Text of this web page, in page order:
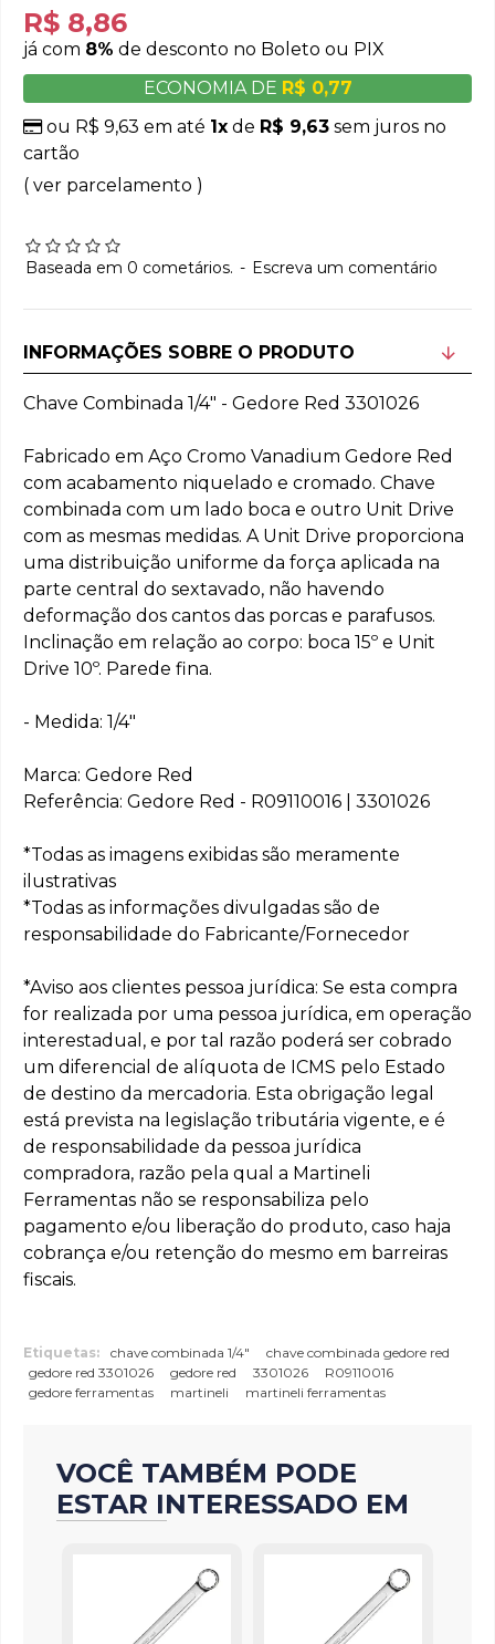
Baseada em 0 cometários. - Escreva um comentário
R$ 8,86
já com 8% de desconto no Boleto ou PIX
ECONOMIA DE R$ 0,77
ou R$ 9,63 em até 1x de R$ 9,63 sem juros no
cartão
( ver parcelamento )
INFORMAÇÕES SOBRE O PRODUTO
Chave Combinada 1/4" - Gedore Red 3301026
Fabricado em Aço Cromo Vanadium Gedore Red
com acabamento niquelado e cromado. Chave
combinada com um lado boca e outro Unit Drive
com as mesmas medidas. A Unit Drive proporciona
uma distribuição uniforme da força aplicada na
parte central do sextavado, não havendo
deformação dos cantos das porcas e parafusos.
Inclinação em relação ao corpo: boca 15º e Unit
Drive 10º. Parede fina.
- Medida: 1/4"
Marca: Gedore Red
Referência: Gedore Red - R09110016 | 3301026
*Todas as imagens exibidas são meramente
ilustrativas
*Todas as informações divulgadas são de
responsabilidade do Fabricante/Fornecedor
*Aviso aos clientes pessoa jurídica: Se esta compra
for realizada por uma pessoa jurídica, em operação
interestadual, e por tal razão poderá ser cobrado
um diferencial de alíquota de ICMS pelo Estado
de destino da mercadoria. Esta obrigação legal
está prevista na legislação tributária vigente, e é
de responsabilidade da pessoa jurídica
compradora, razão pela qual a Martineli
Ferramentas não se responsabiliza pelo
pagamento e/ou liberação do produto, caso haja
cobrança e/ou retenção do mesmo em barreiras
fiscais.
Etiquetas: chave combinada 1/4"
chave combinada gedore red
gedore red 3301026
gedore red 3301026
R09110016
gedore ferramentas
martineli martineli ferramentas
VOCÊ TAMBÉM PODE
ESTAR INTERESSADO EM